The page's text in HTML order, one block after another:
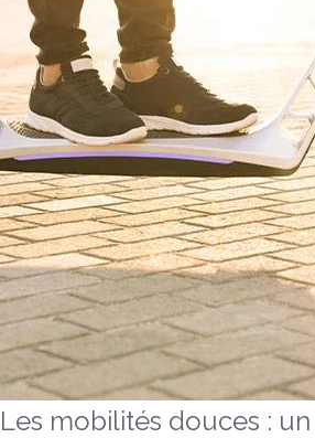
Les mobilités douces :